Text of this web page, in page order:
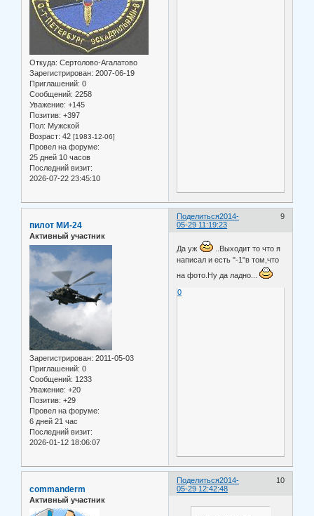
Откуда: Сертолово-Агалатово
Зарегистрирован: 2007-06-19
Приглашений: 0
Сообщений: 2258
Уважение: +145
Позитив: +397
Пол: Мужской
Возраст: 42 [1983-12-06]
Провел на форуме:
25 дней 10 часов
Последний визит:
2026-07-22 23:45:10
Поделиться 9
2014-
05-29 11:19:23
пилот МИ-24
Активный участник
Зарегистрирован: 2011-05-03
Приглашений: 0
Сообщений: 1233
Уважение: +20
Позитив: +29
Провел на форуме:
6 дней 21 час
Последний визит:
2026-01-12 18:06:07
Да уж
..Выходит то что я
написал и есть "-1"в том,что
на фото.Ну да ладно...
0
Поделиться 10
2014-
05-29 12:42:48
commanderm
Активный участник